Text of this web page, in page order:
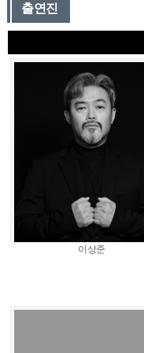
출연진
이상준